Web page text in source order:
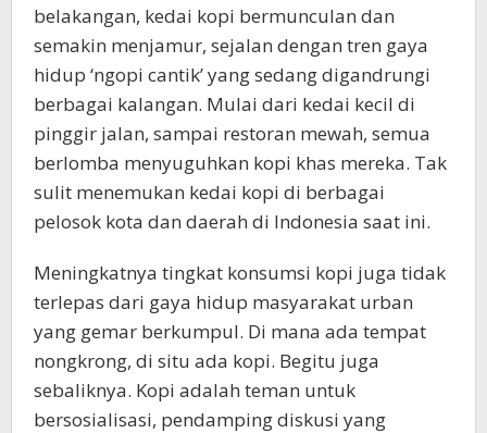
belakangan, kedai kopi bermunculan dan
semakin menjamur, sejalan dengan tren gaya
hidup ‘ngopi cantik’ yang sedang digandrungi
berbagai kalangan. Mulai dari kedai kecil di
pinggir jalan, sampai restoran mewah, semua
berlomba menyuguhkan kopi khas mereka. Tak
sulit menemukan kedai kopi di berbagai
pelosok kota dan daerah di Indonesia saat ini.
Meningkatnya tingkat konsumsi kopi juga tidak
terlepas dari gaya hidup masyarakat urban
yang gemar berkumpul. Di mana ada tempat
nongkrong, di situ ada kopi. Begitu juga
sebaliknya. Kopi adalah teman untuk
bersosialisasi, pendamping diskusi yang